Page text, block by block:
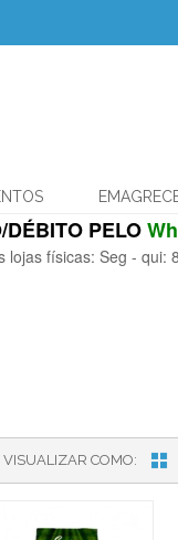
PELO
lojas físicas: Seg - qui:
VISUALIZAR COMO